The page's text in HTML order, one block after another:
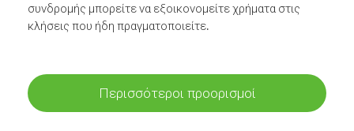
συνδρομής μπορείτε να εξοικονομείτε χρήματα στις
κλήσεις που ήδη πραγματοποιείτε.
Περισσότεροι προορισμοί